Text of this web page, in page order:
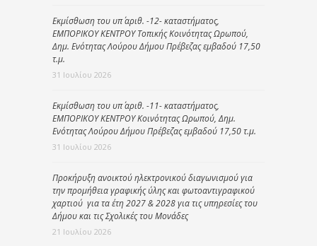
Εκμίσθωση του υπ΄ αριθ. -12- καταστήματος,
ΕΜΠΟΡΙΚΟΥ ΚΕΝΤΡΟΥ Τοπικής Κοινότητας Ωρωπού,
Δημ. Ενότητας Λούρου Δήμου Πρέβεζας εμβαδού 17,50
τ.μ.
31 Ιουλίου 2026
Εκμίσθωση του υπ΄ αριθ. -11- καταστήματος,
ΕΜΠΟΡΙΚΟΥ ΚΕΝΤΡΟΥ Κοινότητας Ωρωπού, Δημ.
Ενότητας Λούρου Δήμου Πρέβεζας εμβαδού 17,50 τ.μ.
31 Ιουλίου 2026
Προκήρυξη ανοικτού ηλεκτρονικού διαγωνισμού για
την προμήθεια γραφικής ύλης και φωτοαντιγραφικού
χαρτιού για τα έτη 2027 & 2028 για τις υπηρεσίες του
Δήμου και τις Σχολικές του Μονάδες
21 Ιουλίου 2026